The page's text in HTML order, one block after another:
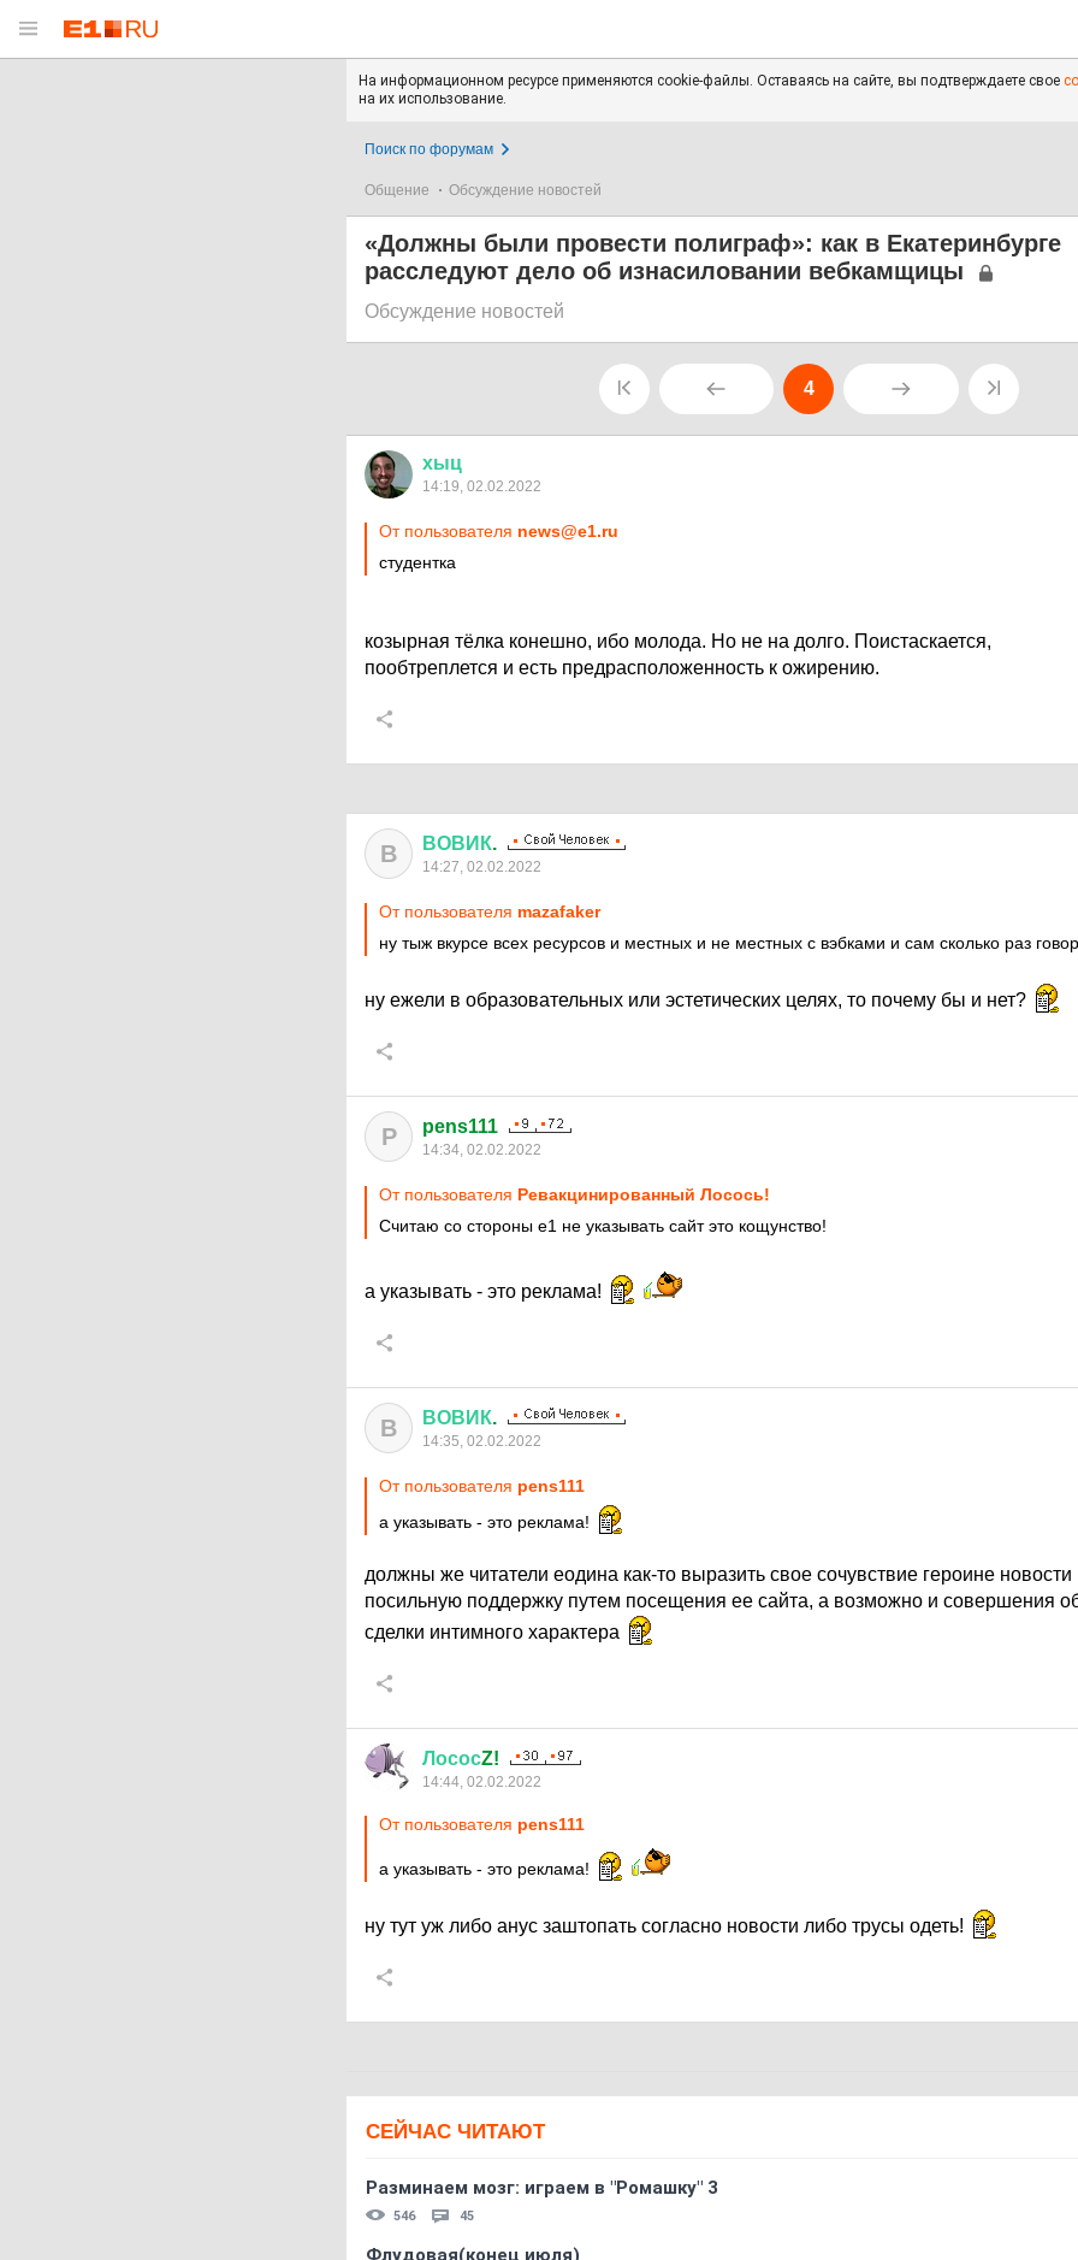
На информационном ресурсе применяются cookie-файлы. Оставаясь на сайте, вы подтверждаете свое
на их использование.
Поиск по форумам
Общение Обсуждение новостей
«Должны были провести полиграф»: как в Екатеринбурге
расследуют дело об изнасиловании вебкамщицы
Обсуждение новостей
4
хыц
14:19, 02.02.2022
От пользователя news@e1.ru
студентка
козырная тёлка конешно, ибо молода. Но не на долго. Поистаскается,
пообтреплется и есть предрасположенность к ожирению.
В ВОВИК.
14:27, 02.02.2022
От пользователя mazafaker
ну тыж вкурсе всех ресурсов и местных и не местных с вэбками и сам сколько раз
ну ежели в образовательных или эстетических целях, то почему бы и нет?
P pens111
14:34, 02.02.2022
От пользователя Ревакцинированный Лосось!
Считаю со стороны е1 не указывать сайт это кощунство!
а указывать - это реклама!
В ВОВИК.
14:35, 02.02.2022
От пользователя pens111
а указывать - это реклама!
должны же читатели еодина как-то выразить свое сочувствие героине новости
посильную поддержку путем посещения ее сайта, а возможно и совершения
сделки интимного характера
ЛососZ!
14:44, 02.02.2022
От пользователя pens111
а указывать - это реклама!
ну тут уж либо анус заштопать согласно новости либо трусы одеть!
СЕЙЧАС ЧИТАЮТ
Разминаем мозг: играем в "Ромашку" 3
546 45
Флудовая(конец июля)